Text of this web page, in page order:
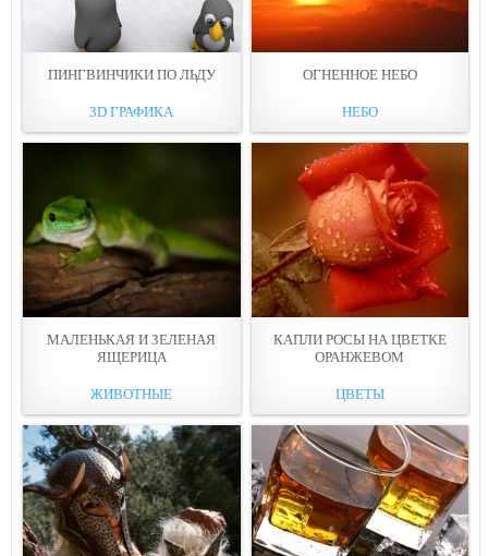
ПИНГВИНЧИКИ ПО ЛЬДУ
3D ГРАФИКА
ОГНЕННОЕ НЕБO
НЕБО
МАЛЕНЬКАЯ И ЗЕЛЕНАЯ
ЯЩEРИЦА
ЖИВОТНЫЕ
КАПЛИ РОСЫ НА ЦВЕТКЕ
ОРАНЖЕВOМ
ЦВЕТЫ